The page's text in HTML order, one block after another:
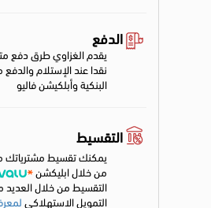
الدفع
يقدم الغزاوي طرق دفع
نقدا عند الإستلام
البنكية وأبلكيشن فاليو
التقسيط
يمكنك تقسيط مشترياتك
من خلال ابليكشن
التقسيط من خلال
التمويل الاستهلاكي